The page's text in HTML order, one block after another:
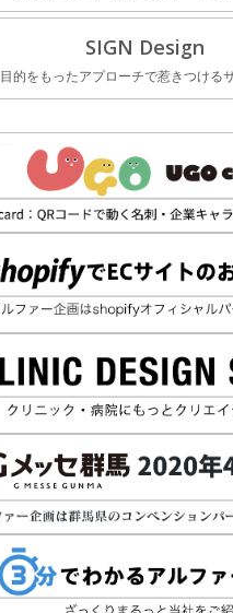
SIGN Design
目的をもったアプローチで惹きつける